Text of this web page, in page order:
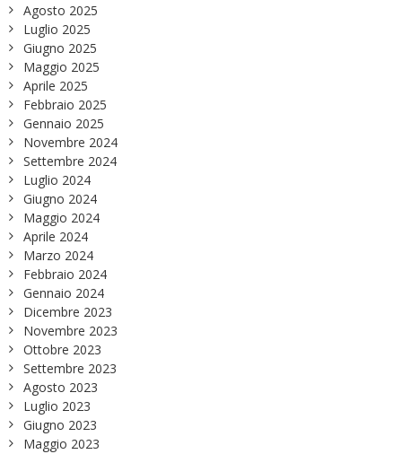
Agosto 2025
Luglio 2025
Giugno 2025
Maggio 2025
Aprile 2025
Febbraio 2025
Gennaio 2025
Novembre 2024
Settembre 2024
Luglio 2024
Giugno 2024
Maggio 2024
Aprile 2024
Marzo 2024
Febbraio 2024
Gennaio 2024
Dicembre 2023
Novembre 2023
Ottobre 2023
Settembre 2023
Agosto 2023
Luglio 2023
Giugno 2023
Maggio 2023